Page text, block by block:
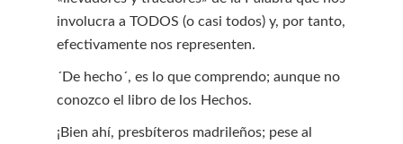
involucra a TODOS (o casi todos) y, por tanto,
efectivamente nos representen.
´De hecho´, es lo que comprendo; aunque no
conozco el libro de los Hechos.
¡Bien ahí, presbíteros madrileños; pese al